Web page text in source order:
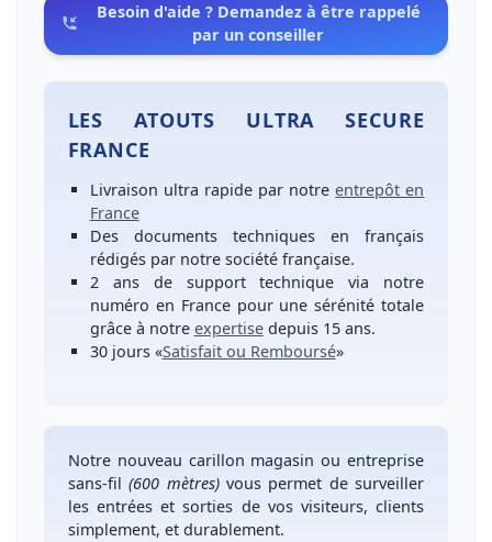
Besoin d'aide ? Demandez à être rappelé
par un conseiller
LES ATOUTS ULTRA SECURE
FRANCE
Livraison ultra rapidepar notreentrepôt en
France
Des documents techniques en français
rédigés par notre société française.
2 ans de support technique via notre
numéro en Francepour unesérénité totale
grâce à notre expertisedepuis 15 ans.
30 jours «Satisfait ou Remboursé»
Notre nouveau carillon magasin ou entreprise
sans-fil (600 mètres)vous permet desurveiller
les entrées et sorties de vos visiteurs, clients
simplement, et durablement.